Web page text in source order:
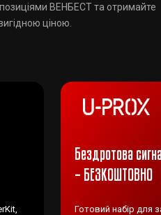
ВЕНБЕСТ та отримайте
ціною.
Бездротова
– БЕЗКОШТОВНО
Готовий набір для